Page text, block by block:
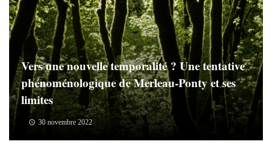
Vers une nouvelle temporalité ? Une tentative
phénoménologique de Merleau-Ponty et ses
limites
30 novembre 2022